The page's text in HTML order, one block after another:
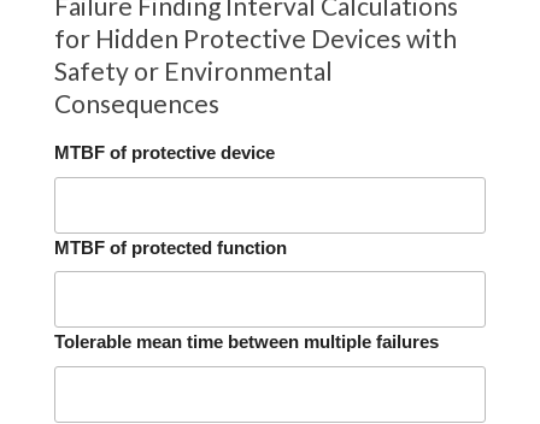
for Hidden Protective Devices with
Safety or Environmental
Consequences
MTBF of protective device
MTBF of protected function
Tolerable mean time between multiple failures